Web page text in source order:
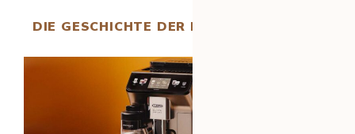
DIE GESCHICHTE DER MARKE DE’LONGHI